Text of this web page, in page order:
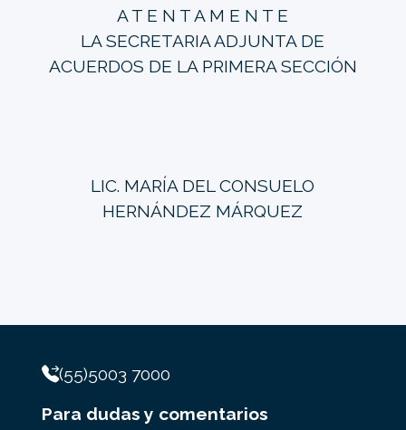
A T E N T A M E N T E
LA SECRETARIA ADJUNTA DE
ACUERDOS DE LA PRIMERA SECCIÓN
LIC. MARÍA DEL CONSUELO
HERNÁNDEZ MÁRQUEZ
(55)5003 7000
Para dudas y comentarios